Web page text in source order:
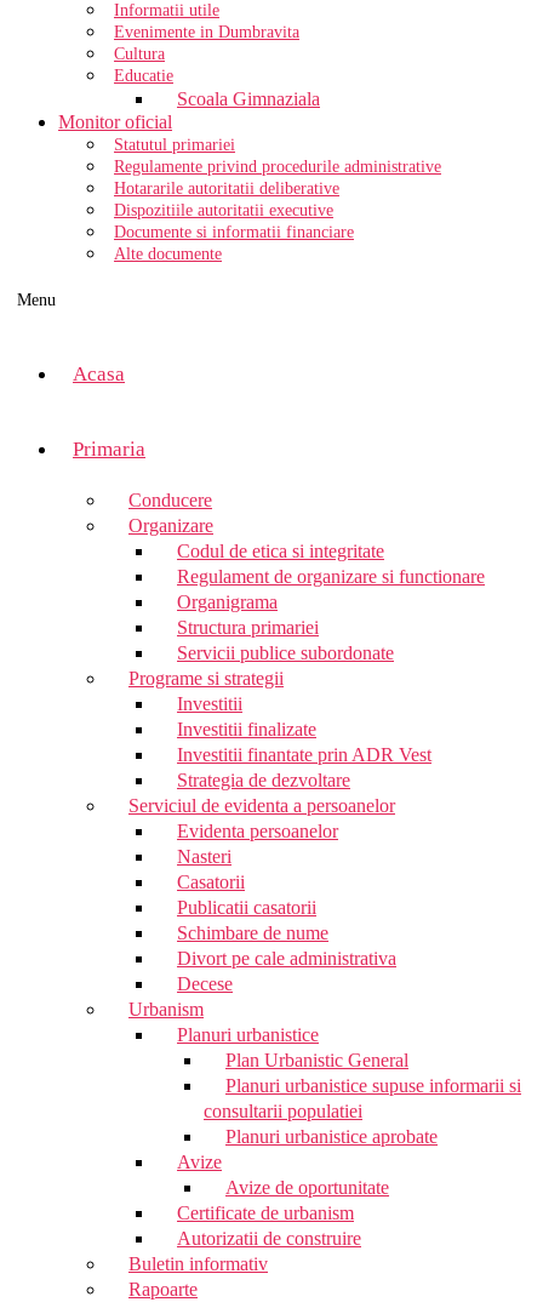
Informatii utile
Evenimente in Dumbravita
Cultura
Educatie
Scoala Gimnaziala
Monitor oficial
Statutul primariei
Regulamente privind procedurile administrative
Hotararile autoritatii deliberative
Dispozitiile autoritatii executive
Documente si informatii financiare
Alte documente
Menu
Acasa
Primaria
Conducere
Organizare
Codul de etica si integritate
Regulament de organizare si functionare
Organigrama
Structura primariei
Servicii publice subordonate
Programe si strategii
Investitii
Investitii finalizate
Investitii finantate prin ADR Vest
Strategia de dezvoltare
Serviciul de evidenta a persoanelor
Evidenta persoanelor
Nasteri
Casatorii
Publicatii casatorii
Schimbare de nume
Divort pe cale administrativa
Decese
Urbanism
Planuri urbanistice
Plan Urbanistic General
Planuri urbanistice supuse informarii si
consultarii populatiei
Planuri urbanistice aprobate
Avize
Avize de oportunitate
Certificate de urbanism
Autorizatii de construire
Buletin informativ
Rapoarte